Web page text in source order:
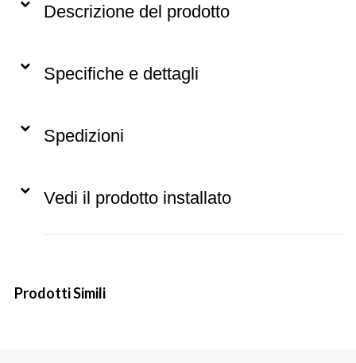
Descrizione del prodotto
Specifiche e dettagli
Spedizioni
Vedi il prodotto installato
Prodotti Simili